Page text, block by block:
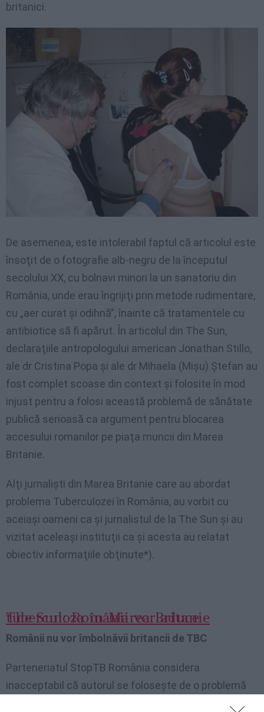
britanici.
De asemenea, este intolerabil faptul că articolul este
însoţit de o fotografie alb-negru de la începutul
secolului XX, cu bolnavi minori la un sanatoriu din
România, unde erau îngrijiţi prin metode rudimentare,
cu „aer curat şi odihnă”,înainte că tratamentele cu
antibiotice să fi apărut. În articolul din The Sun,
declaraţiile antropologului american Jonathan Stillo,
ale dr Cristina Popa şi ale dr Mihaela (Mișu) Ştefan au
fost complet scoase din context şi folosite în mod
injust pentru a folosi această problemă de sănătate
publică serioasă ca argument pentru blocarea
accesului romanilor pe piaţa muncii din Marea
Britanie.
Alţi jurnalişti din Marea Britanie care au abordat
problema Tuberculozei în România, au vorbit cu
aceiaşi oameni ca şi jurnalistul de la The Sun şi au
vizitat aceleaşi instituţii ca şi acesta au relatat
obiectiv informaţiile obţinute*).
The Sun: Românii vor aduce tuberculoza în Marea Britanie
Românii nu vor îmbolnăvii britancii de TBC
Parteneriatul StopTB România considera
inacceptabil că autorul se foloseşte de o problemă